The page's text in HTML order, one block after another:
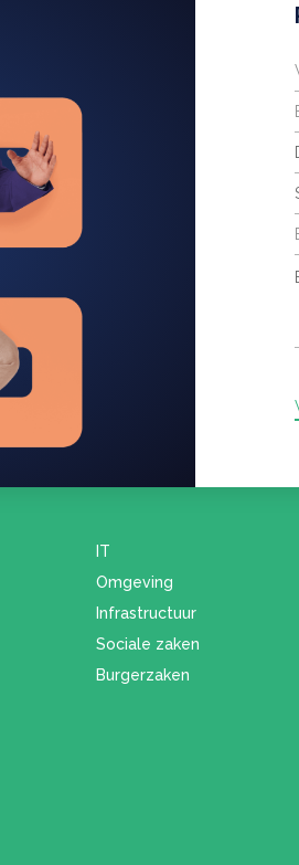
IT
Omgeving
Infrastructuur
Sociale zaken
Burgerzaken